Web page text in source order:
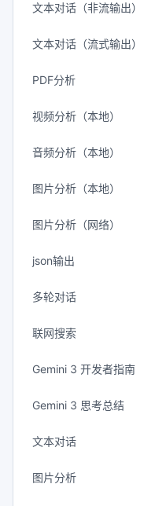
文本对话（非流输出）
文本对话（流式输出）
PDF分析
视频分析（本地）
音频分析（本地）
图片分析（本地）
图片分析（网络）
json输出
多轮对话
联网搜索
Gemini 3 开发者指南
Gemini 3 思考总结
文本对话
图片分析